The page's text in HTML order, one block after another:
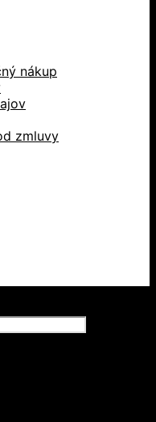
nákup
zmluvy